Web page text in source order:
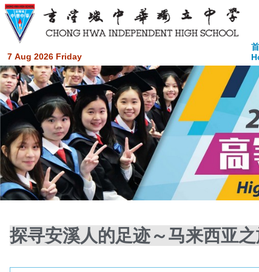
7 Aug 2026 Friday
探寻安溪人的足迹～马来西亚